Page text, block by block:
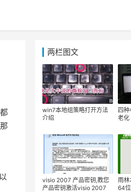
两栏图文
win7本地组策略打开方法
介绍
四
老化
visio 2007 产品密钥,教您
产品密钥激活visio 2007
雨
64